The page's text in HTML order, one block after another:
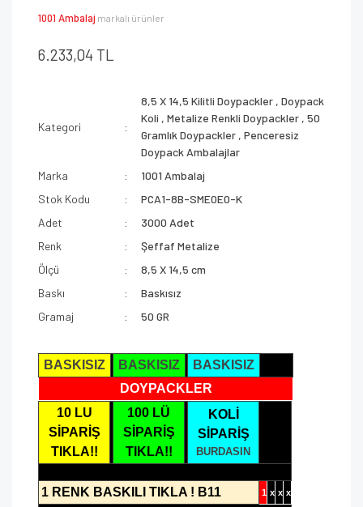
1001 Ambalaj markalı ürünler
6.233,04 TL
Kategori
8,5 X 14,5 Kilitli Doypackler ,Doypack
Koli ,Metalize Renkli Doypackler ,50
Gramlık Doypackler ,Penceresiz
Doypack Ambalajlar
Marka
1001 Ambalaj
Stok Kodu
PCA1-8B-SME0E0-K
Adet
3000 Adet
Renk
Şeffaf Metalize
Ölçü
8,5 X 14,5 cm
Baskı
Baskısız
Gramaj
50 GR
BASKISIZ BASKISIZ
BASKISIZ
DOYPACKLER
10 LU
SİPARİŞ
TIKLA!!
100 LÜ
SİPARİŞ
TIKLA!!
KOLİ
SİPARİŞ
BURDASIN
1 RENK BASKILI TIKLA ! B11 1 x x x